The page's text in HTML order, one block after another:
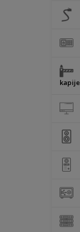
kapije